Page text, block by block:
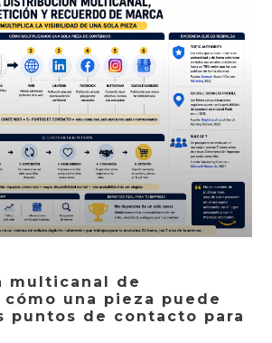
multicanal de
una pieza puede
puntos de contacto para